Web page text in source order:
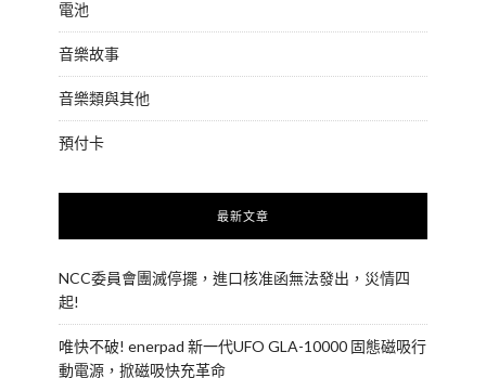
電池
音樂故事
音樂類與其他
預付卡
最新文章
NCC委員會團滅停擺，進口核准函無法發出，災情四
起!
唯快不破! enerpad 新一代UFO GLA-10000 固態磁吸行
動電源，掀磁吸快充革命